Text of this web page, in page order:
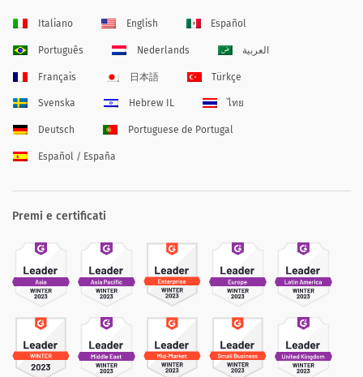
Italiano English Español
Português Nederlands العربية
Français 日本語 Türkçe
Svenska Hebrew IL ไทย
Deutsch Portuguese de Portugal
Español / España
Premi e certificati